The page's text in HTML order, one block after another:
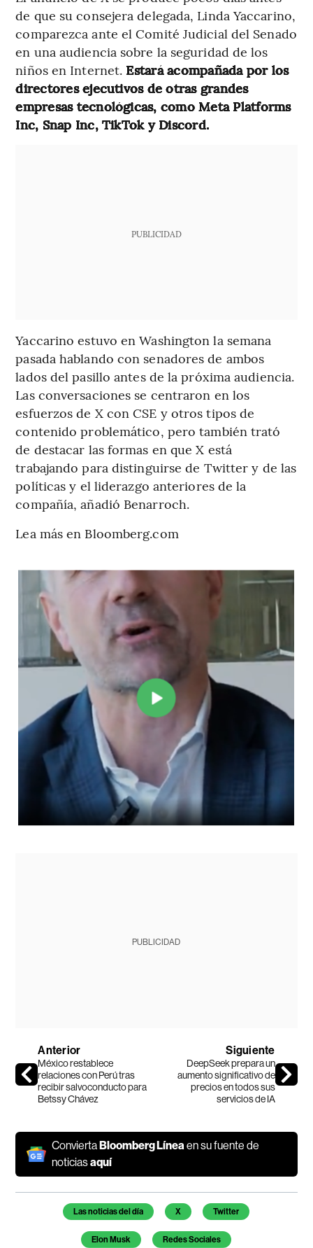
de que su consejera delegada, Linda Yaccarino,
comparezca ante el Comité Judicial del Senado
en una audiencia sobre la seguridad de los
niños en Internet. Estará acompañada por los
directores ejecutivos de otras grandes
empresas tecnológicas, como Meta Platforms
Inc, Snap Inc, TikTok y Discord.
PUBLICIDAD
Yaccarino estuvo en Washington la semana
pasada hablando con senadores de ambos
lados del pasillo antes de la próxima audiencia.
Las conversaciones se centraron en los
esfuerzos de X con CSE y otros tipos de
contenido problemático, pero también trató
de destacar las formas en que X está
trabajando para distinguirse de Twitter y de las
políticas y el liderazgo anteriores de la
compañía, añadió Benarroch.
Lea más en Bloomberg.com
PUBLICIDAD
Anterior
México restablece
relaciones con Perú tras
recibir salvoconducto para
Betssy Chávez
Siguiente
DeepSeek prepara un
aumento significativo de
precios en todos sus
servicios de IA
ConviertaBloomberg Líneaen su fuente de
noticiasaquí
Temas de este artículo
Las noticias del día X Twitter
Elon Musk Redes Sociales